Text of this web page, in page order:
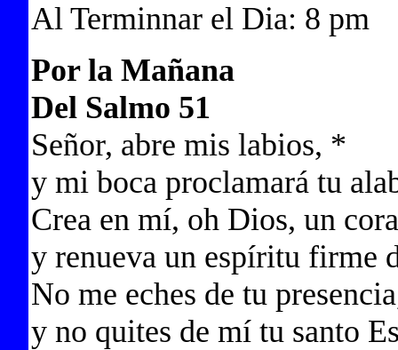
Al Terminnar el Dia: 8 pm
Por la Mañana
Del Salmo 51
Señor, abre mis labios, *
y mi boca proclamará tu
Crea en mí, oh Dios, un
y renueva un espíritu firme
No me eches de tu
y no quites de mí tu santo